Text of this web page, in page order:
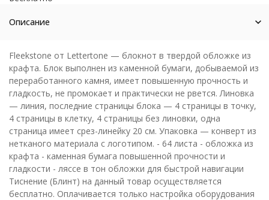
Описание
Fleekstone от Lettertone — блокнот в твердой обложке из
крафта. Блок выполнен из каменной бумаги, добываемой из
переработанного камня, имеет повышенную прочность и
гладкость, не промокает и практически не рвется. Линовка
— линия, последние страницы блока — 4 страницы в точку,
4 страницы в клетку, 4 страницы без линовки, одна
страница имеет срез-линейку 20 см. Упаковка — конверт из
нетканого материала с логотипом. - 64 листа - обложка из
крафта - каменная бумага повышенной прочности и
гладкости - ляссе в тон обложки для быстрой навигации
Тиснение (Блинт) на данный товар осуществляется
бесплатно. Оплачивается только настройка оборудования